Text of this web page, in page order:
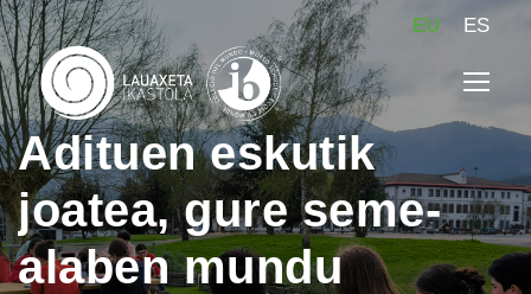
EU ES
Adituen eskutik
joatea, gure seme-
alaben mundu